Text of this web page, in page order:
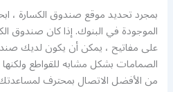
بمجرد تحديد موقع صندوق الكسارة ،
الموجودة في البنوك. إذا كان صندوق
على مفاتيح ، يمكن أن يكون لديك
الصمامات بشكل مشابه للقواطع ولكنها
من الأفضل الاتصال بمحترف